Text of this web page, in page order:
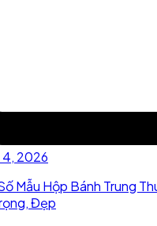
2026